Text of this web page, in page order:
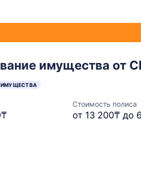
имущества от
ИМУЩЕСТВА
Стоимость полиса
от 13 200₸ до